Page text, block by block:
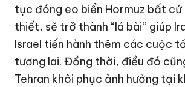
tục đóng eo biển Hormuz bất cứ
thiết, sẽ trở thành “lá bài” giúp
Israel tiến hành thêm các cuộc
tương lai. Đồng thời, điều đó
Tehran khôi phục ảnh hưởng tại